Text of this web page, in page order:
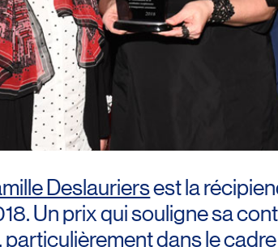
Deslauriersest la
Un prix qui souligne sa
dans le cadre